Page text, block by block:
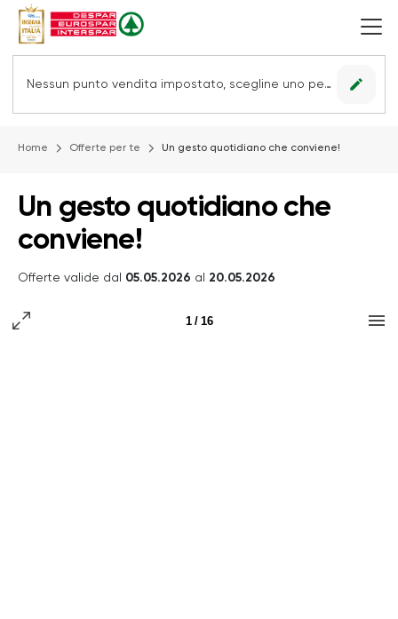
Nessun punto vendita impostato, scegline uno per vedere le offerte. edit
Home Offerte per te Un gesto quotidiano che conviene!
Un gesto quotidiano che
conviene!
Offerte valide dal 05.05.2026 al 20.05.2026